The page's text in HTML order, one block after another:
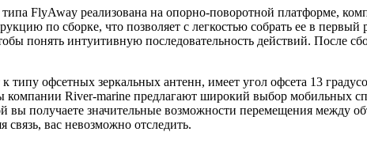
FlyAway реализована на опорно-поворотной платформе,
по сборке, что позволяет с легкостью собрать ее в
понять интуитивную последовательность действий. После
офсетных зеркальных антенн, имеет угол офсета 13
River-marine предлагают широкий выбор мобильных
получаете значительные возможности перемещения между
вас невозможно отследить.